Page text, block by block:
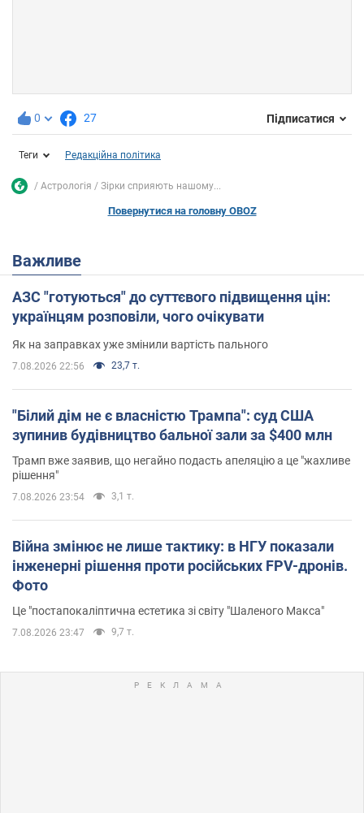
0 27 Підписатися
Теги Редакційна політика
Астрологія Зірки сприяють нашому...
Повернутися на головну OBOZ
Важливе
АЗС "готуються" до суттєвого підвищення цін:
українцям розповіли, чого очікувати
Як на заправках уже змінили вартість пального
7.08.2026 22:56 23,7 т.
"Білий дім не є власністю Трампа": суд США
зупинив будівництво бальної зали за $400 млн
Трамп вже заявив, що негайно подасть апеляцію а це "жахливе
рішення"
7.08.2026 23:54 3,1 т.
Війна змінює не лише тактику: в НГУ показали
інженерні рішення проти російських FPV-дронів.
Фото
Це "постапокаліптична естетика зі світу "Шаленого Макса"
7.08.2026 23:47 9,7 т.